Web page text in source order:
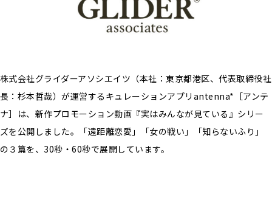
株式会社グライダーアソシエイツ（本社：東京都港区、代表取締役社
長：杉本哲哉）が運営するキュレーションアプリantenna*［アンテ
ナ］は、新作プロモーション動画『実はみんなが見ている』シリー
ズを公開しました。「遠距離恋愛」「女の戦い」「知らないふり」
の３篇を、30秒・60秒で展開しています。